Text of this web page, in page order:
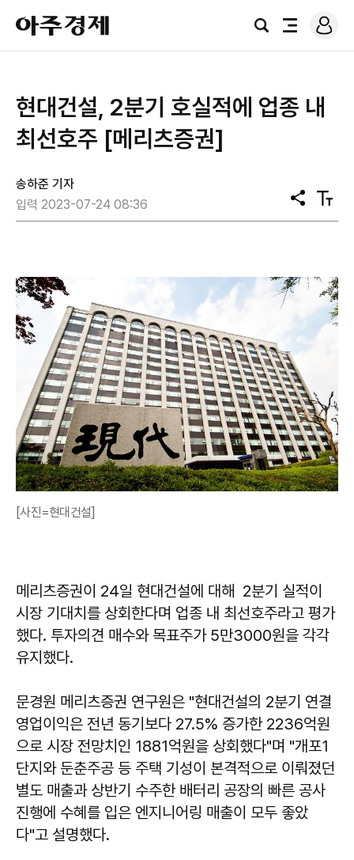
아
주
경
검
전
로
그
현대건설, 2분기 호실적에 업종 내
최선호주 [메리츠증권]
송하준 기자
입력 2023-07-24 08:36
공
유
텍
스
[사진=현대건설]
메리츠증권이 24일 현대건설에 대해 2분기 실적이
시장 기대치를 상회한다며 업종 내 최선호주라고 평가
했다. 투자의견 매수와 목표주가 5만3000원을 각각
유지했다.
문경원 메리츠증권 연구원은 "현대건설의 2분기 연결
영업이익은 전년 동기보다 27.5% 증가한 2236억원
으로 시장 전망치인 1881억원을 상회했다"며 "개포1
단지와 둔춘주공 등 주택 기성이 본격적으로 이뤄졌던
별도 매출과 상반기 수주한 배터리 공장의 빠른 공사
진행에 수혜를 입은 엔지니어링 매출이 모두 좋았
다"고 설명했다.